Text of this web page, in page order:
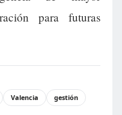
para futuras
Valencia
gestión